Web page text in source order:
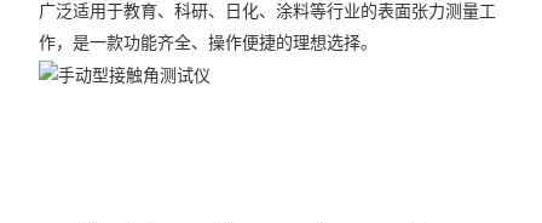
广泛适用于教育、科研、日化、涂料等行业的表面张力测量工
作，是一款功能齐全、操作便捷的理想选择。